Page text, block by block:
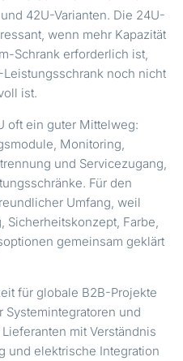
42U-Varianten. Die 24U-
wenn mehr Kapazität
Schrank erforderlich ist,
noch nicht
ist.
oft ein guter Mittelweg:
Monitoring,
und Servicezugang,
Für den
Umfang, weil
Sicherheitskonzept, Farbe,
gemeinsam geklärt
für globale B2B-Projekte
und
mit Verständnis
und elektrische Integration